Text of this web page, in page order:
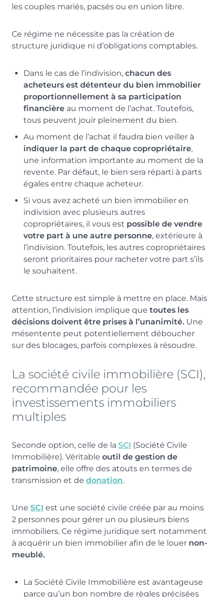
les couples mariés, pacsés ou en union libre.
Ce régime ne nécessite pas la création de
structure juridique ni d’obligations comptables.
Dans le cas de l’indivision, chacun des
acheteurs est détenteur du bien immobilier
proportionnellement à sa participation
financière au moment de l’achat. Toutefois,
tous peuvent jouir pleinement du bien.
Au moment de l’achat il faudra bien veiller à
indiquer la part de chaque copropriétaire,
une information importante au moment de la
revente. Par défaut, le bien sera réparti à parts
égales entre chaque acheteur.
Si vous avez acheté un bien immobilier en
indivision avec plusieurs autres
copropriétaires, il vous est possible de vendre
votre part à une autre personne, extérieure à
l’indivision. Toutefois, les autres copropriétaires
seront prioritaires pour racheter votre part s’ils
le souhaitent.
Cette structure est simple à mettre en place. Mais
attention, l’indivision implique que toutes les
décisions doivent être prises à l’unanimité. Une
mésentente peut potentiellement déboucher
sur des blocages, parfois complexes à résoudre.
La société civile immobilière (SCI),
recommandée pour les
investissements immobiliers
multiples
Seconde option, celle de la SCI (Société Civile
Immobilière). Véritable outil de gestion de
patrimoine, elle offre des atouts en termes de
transmission et de donation.
Une SCI est une société civile créée par au moins
2 personnes pour gérer un ou plusieurs biens
immobiliers. Ce régime juridique sert notamment
à acquérir un bien immobilier afin de le louer non-
meublé.
La Société Civile Immobilière est avantageuse
parce qu’un bon nombre de règles précisées